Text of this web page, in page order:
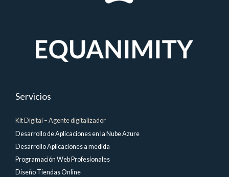
Servicios
Kit Digital – Agente digitalizador
Desarrollo de Aplicaciones en la Nube Azure
Desarrollo Aplicaciones a medida
Programación Web Profesionales
Diseño Tiendas Online